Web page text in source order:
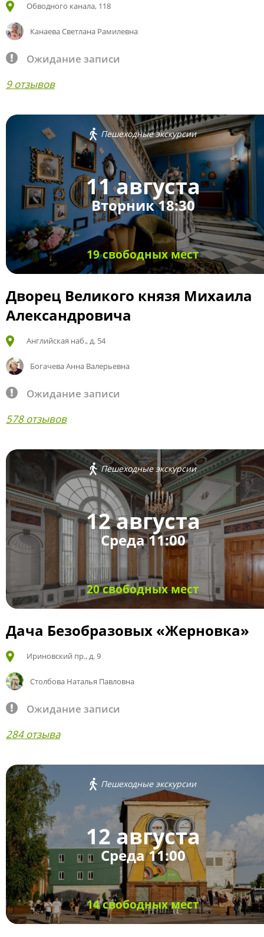
Обводного канала, 118
Канаева Светлана Рамилевна
Ожидание записи
9 отзывов
Пешеходные экскурсии
11 августа
Вторник 18:30
19 свободных мест
Дворец Великого князя Михаила
Александровича
Английская наб., д. 54
Богачева Анна Валерьевна
Ожидание записи
578 отзывов
Пешеходные экскурсии
12 августа
Среда 11:00
20 свободных мест
Дача Безобразовых «Жерновка»
Ириновский пр., д. 9
Столбова Наталья Павловна
Ожидание записи
284 отзыва
Пешеходные экскурсии
12 августа
Среда 11:00
14 свободных мест